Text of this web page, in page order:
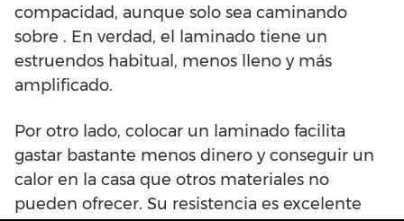
compacidad, aunque solo sea caminando
sobre . En verdad, el laminado tiene un
estruendos habitual, menos lleno y más
amplificado.
Por otro lado, colocar un laminado facilita
gastar bastante menos dinero y conseguir un
calor en la casa que otros materiales no
pueden ofrecer. Su resistencia es excelente